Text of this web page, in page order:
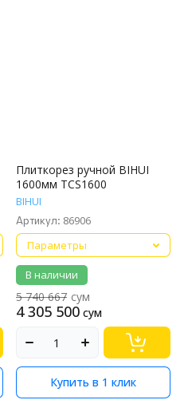
Плиткорез ручной BIHUI
1600мм TCS1600
BIHUI
Артикул: 86906
Параметры
В наличии
5 740 667 сум
4 305 500 сум
Купить в 1 клик